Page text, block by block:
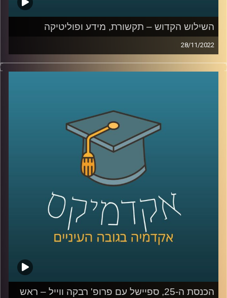
השילוש הקדוש – תקשורת, מידע ופוליטיקה
28/11/2022
פוליטיקה, תקשורת ומידע תמיד הלכו יחדיו. בשנים האחרונות
האלה נוספו לשילוש הזה נדבכים נוספים, כמו הרשת החברתית
AudioVersity
הכנסת ה-25, ספיישל עם פרופ' רבקה ווייל – ראש